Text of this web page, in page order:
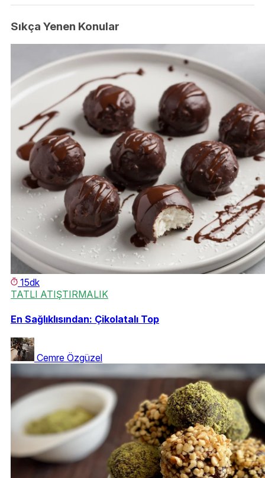
Sıkça Yenen Konular
15dk
TATLI ATIŞTIRMALIK
En Sağlıklısından: Çikolatalı Top
Cemre Özgüzel